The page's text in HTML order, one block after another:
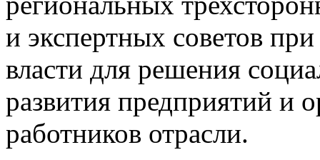
и экспертных советов
власти для решения
развития предприятий и
работников отрасли.